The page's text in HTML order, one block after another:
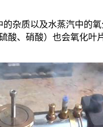
杂质以及水蒸汽中的氧
酸、硝酸）也会氧化叶